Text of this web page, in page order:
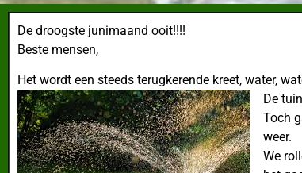
De droogste junimaand ooit!!!!
Beste mensen,
Het wordt een steeds terugkerende kreet, water,
De
Toch
weer.
We